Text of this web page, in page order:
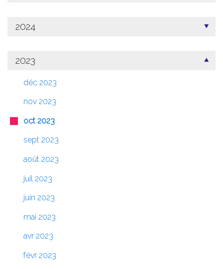
2024
2023
déc 2023
nov 2023
oct 2023
sept 2023
août 2023
juil 2023
juin 2023
mai 2023
avr 2023
févr 2023